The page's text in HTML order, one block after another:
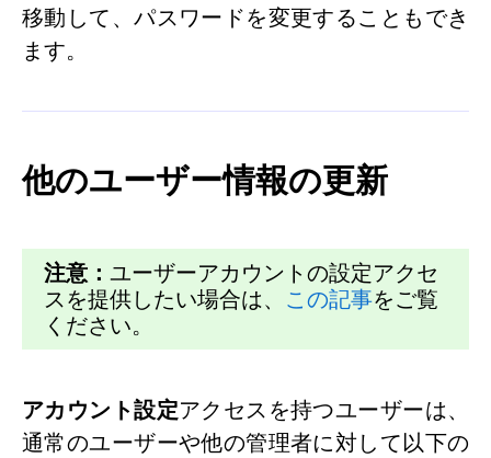
移動して、パスワードを変更することもでき
ます。
他のユーザー情報の更新
注意： ユーザーアカウントの設定アクセ
スを提供したい場合は、 この記事をご覧
ください。
アカウント設定アクセスを持つユーザーは、
通常のユーザーや他の管理者に対して以下の